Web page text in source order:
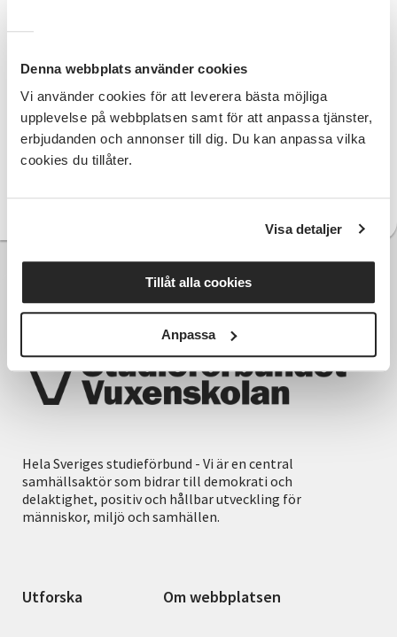
Denna webbplats använder cookies
Vi använder cookies för att leverera bästa möjliga
upplevelse på webbplatsen samt för att anpassa tjänster,
erbjudanden och annonser till dig. Du kan anpassa vilka
cookies du tillåter.
Visa detaljer
Tillåt alla cookies
Anpassa
svårt att ta del av den. Det är kärlek, sorg och
hantverkskunnande bearbetar och komprimerar han
handlingen utan att ta bort det svåra, och behåller
samtidigt Mobergs ton. Blandningen av dialog och
tankar ger en bra rytm. Han ligger nära Mobergs eget
språk, och låter också dialekt och engelska finnas
kvar på ett lättillgängligt sätt. "
Hela Sveriges studieförbund - Vi är en central
samhällsaktör som bidrar till demokrati och
delaktighet, positiv och hållbar utveckling för
människor, miljö och samhällen.
Utforska Om webbplatsen